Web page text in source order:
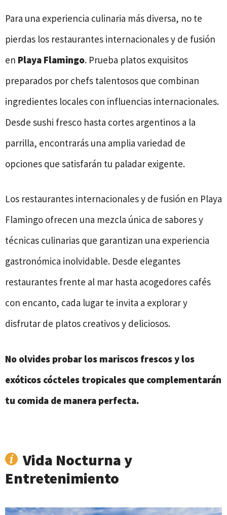
Para una experiencia culinaria más diversa, no te
pierdas los restaurantes internacionales y de fusión
en Playa Flamingo. Prueba platos exquisitos
preparados por chefs talentosos que combinan
ingredientes locales con influencias internacionales.
Desde sushi fresco hasta cortes argentinos a la
parrilla, encontrarás una amplia variedad de
opciones que satisfarán tu paladar exigente.
Los restaurantes internacionales y de fusión en Playa
Flamingo ofrecen una mezcla única de sabores y
técnicas culinarias que garantizan una experiencia
gastronómica inolvidable. Desde elegantes
restaurantes frente al mar hasta acogedores cafés
con encanto, cada lugar te invita a explorar y
disfrutar de platos creativos y deliciosos.
No olvides probar los mariscos frescos y los
exóticos cócteles tropicales que complementarán
tu comida de manera perfecta.
Vida Nocturna y
Entretenimiento